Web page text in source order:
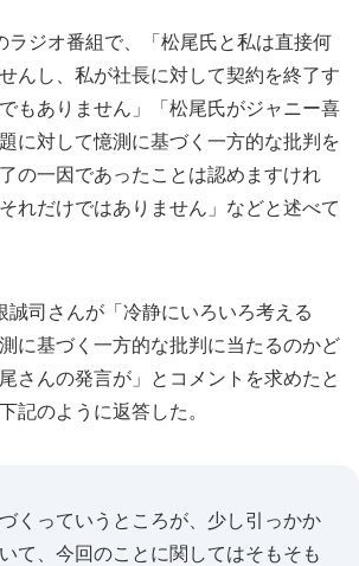
ジオ番組で、「松尾氏と私は直接何
んし、私が社長に対して契約を終了す
もありません」「松尾氏がジャニー喜
に対して憶測に基づく一方的な批判を
の一因であったことは認めますけれ
れだけではありません」などと述べて
司さんが「冷静にいろいろ考える
に基づく一方的な批判に当たるのかど
さんの発言が」とコメントを求めたと
記のように返答した。
くっていうところが、少し引っかか
て、今回のことに関してはそもそも